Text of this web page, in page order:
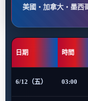
美國・加拿大・墨西
日期 時間
6/12（五） 03:00